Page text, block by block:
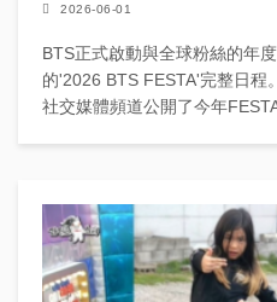
2026-06-01
BTS正式啟動與全球粉絲的年
的'2026 BTS FESTA'完整日程
社交媒體頻道公開了今年